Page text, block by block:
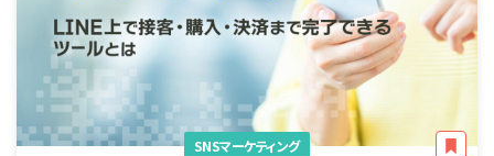
SNSマーケティング